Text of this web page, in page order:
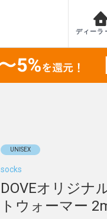
ディーラ
UNISEX
socks
DOVEオリジナ
トウォーマー